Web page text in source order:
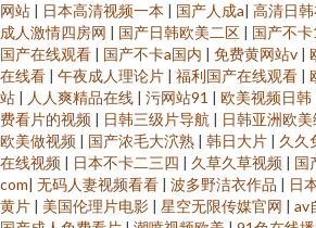
网站 | 日本高清视频一本 | 国产人成a| 高清日
成人激情四房网 | 国产日韩欧美二区 | 国产不
国产在线观看 | 国产不卡a国内 | 免费黄网站v |
在线看 | 午夜成人理论片 | 福利国产在线观看 |
站 | 人人爽精品在线 | 污网站91 | 欧美视频日韩
费看片的视频 | 日韩三级片导航 | 日韩亚洲欧美
欧美做视频 | 国产浓毛大泬熟 | 韩日大片 | 久久
在线视频 | 日本不卡二三四 | 久草久草视频 | 国
com| 无码人妻视频看看 | 波多野洁衣作品 | 日
黄片 | 美国伦理片电影 | 星空无限传媒官网 | av